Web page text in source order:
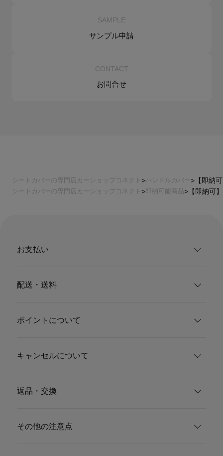
SAMPLE
サンプル申請
CONTACT
お問合せ
シートカバーの専門店カーショップコネクト ハンドルカバー 【即納
シートカバーの専門店カーショップコネクト 即納可能商品 【即納可
お支払い
配送・送料
ポイントについて
キャンセルについて
返品・交換
その他の注意点